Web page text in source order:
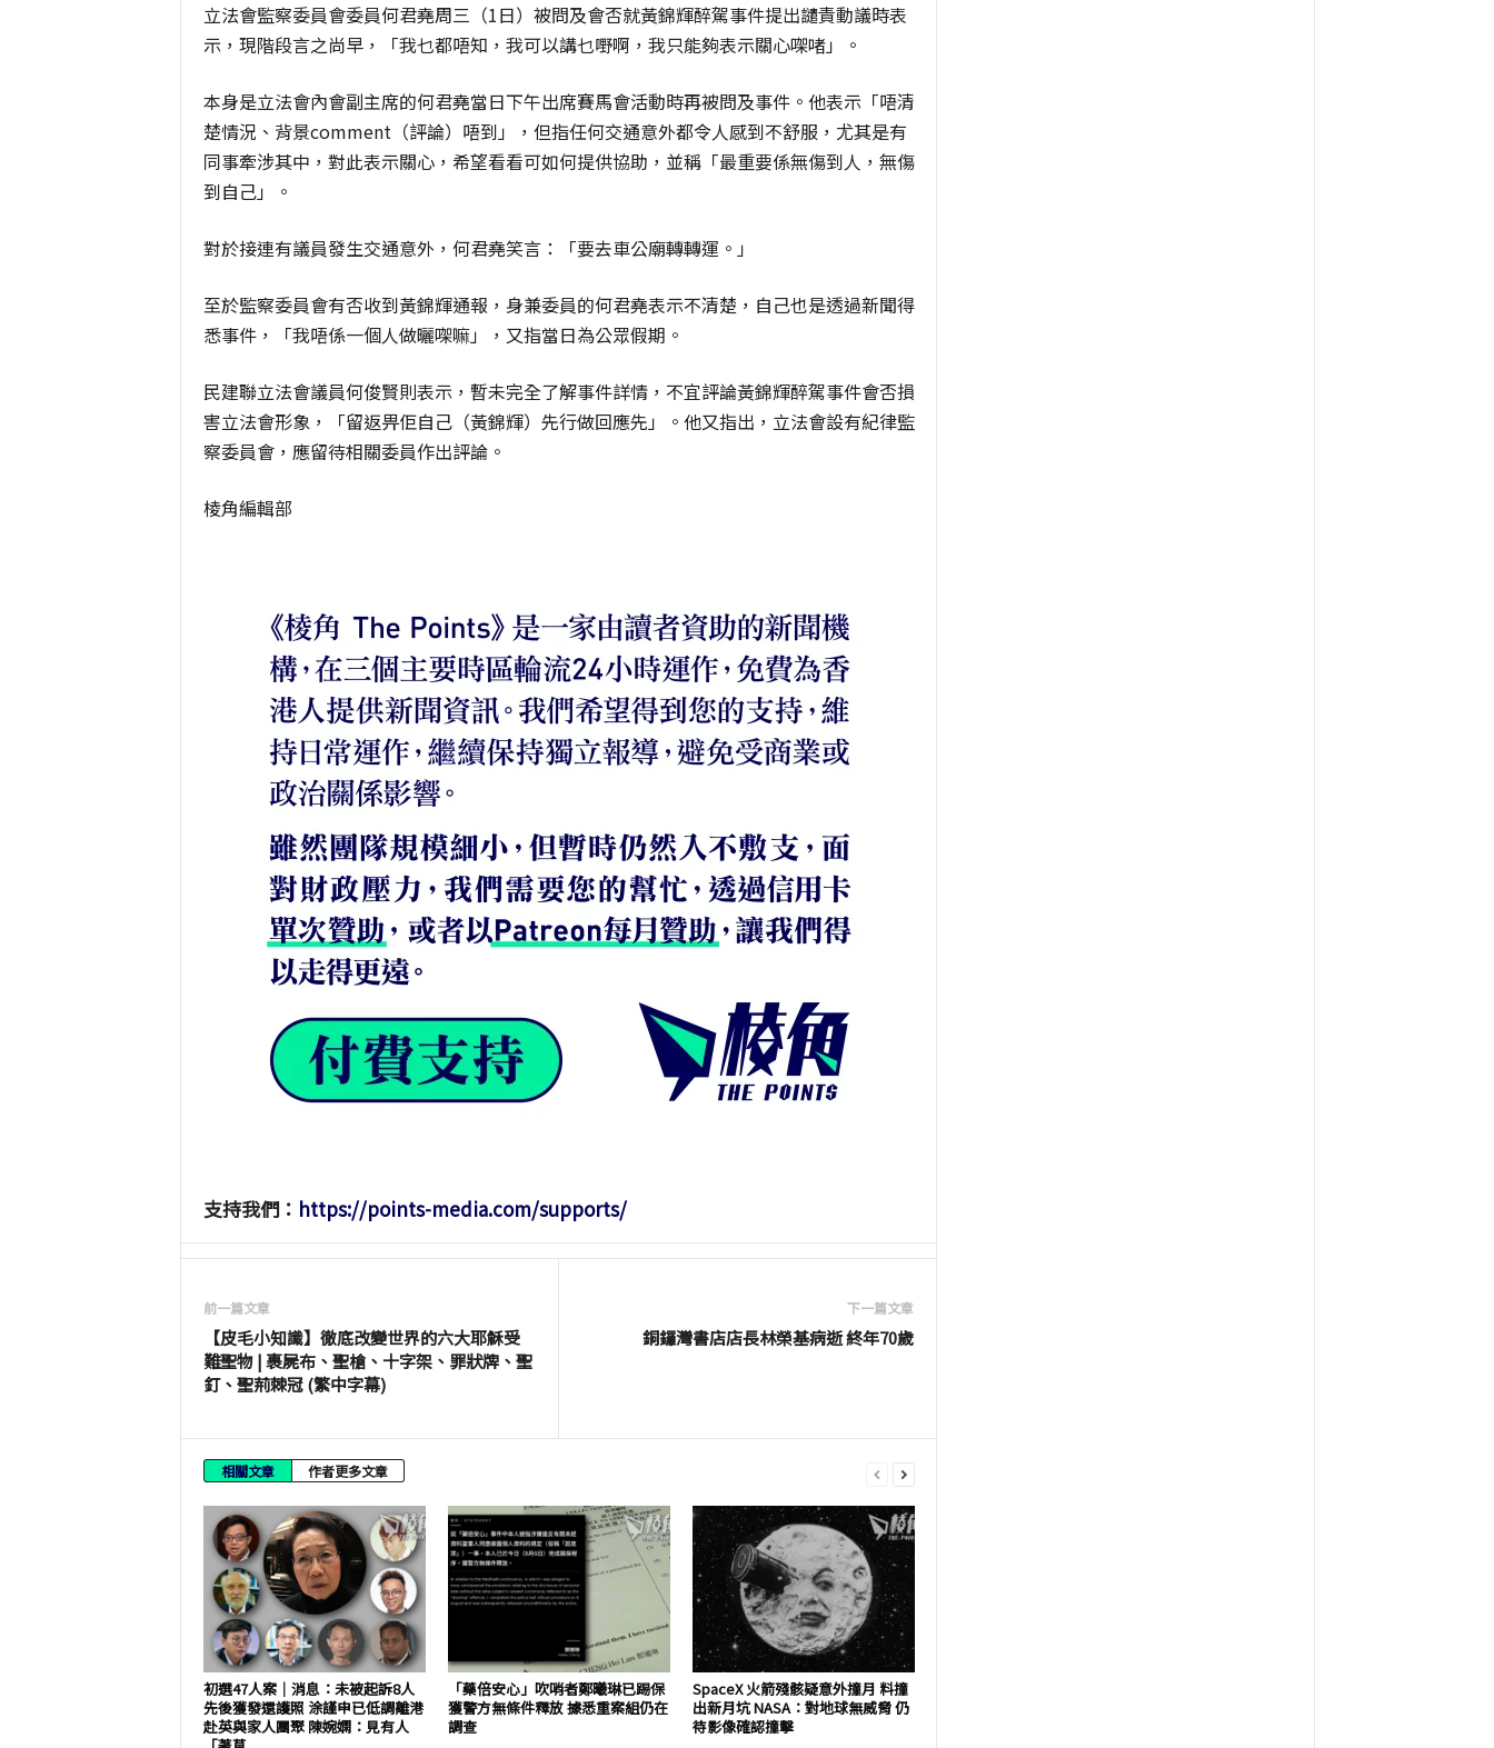
立法會監察委員會委員何君堯周三（1日）被問及會否就黃錦輝醉駕事件提出譴責動議時表
示，現階段言之尚早，「我乜都唔知，我可以講乜嘢啊，我只能夠表示關心㗎啫」。
本身是立法會內會副主席的何君堯當日下午出席賽馬會活動時再被問及事件。他表示「唔清
楚情況、背景comment（評論）唔到」，但指任何交通意外都令人感到不舒服，尤其是有
同事牽涉其中，對此表示關心，希望看看可如何提供協助，並稱「最重要係無傷到人，無傷
到自己」。
對於接連有議員發生交通意外，何君堯笑言：「要去車公廟轉轉運。」
至於監察委員會有否收到黃錦輝通報，身兼委員的何君堯表示不清楚，自己也是透過新聞得
悉事件，「我唔係一個人做曬㗎嘛」，又指當日為公眾假期。
民建聯立法會議員何俊賢則表示，暫未完全了解事件詳情，不宜評論黃錦輝醉駕事件會否損
害立法會形象，「留返畀佢自己（黃錦輝）先行做回應先」。他又指出，立法會設有紀律監
察委員會，應留待相關委員作出評論。
棱角編輯部
支持我們： https://points-media.com/supports/
前一篇文章
【皮毛小知識】徹底改變世界的六大耶穌受
難聖物 | 裹屍布、聖槍、十字架、罪狀牌、聖
釘、聖荊棘冠 (繁中字幕)
下一篇文章
銅鑼灣書店店長林榮基病逝 終年70歲
相關文章 作者更多文章
初選47人案｜消息：未被起訴8人
先後獲發還護照 涂謹申已低調離港
赴英與家人團聚 陳婉嫻：見有人
「藥倍安心」吹哨者鄭曦琳已踢保
獲警方無條件釋放 據悉重案組仍在
調查
SpaceX 火箭殘骸疑意外撞月 料撞
出新月坑 NASA：對地球無威脅 仍
待影像確認撞擊